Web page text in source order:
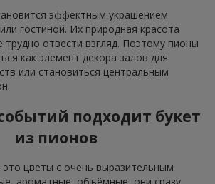
эффектным украшением
гостиной. Их природная красота
трудно отвести взгляд. Поэтому пионы
как элемент декора залов для
или становиться центральным
подходит букет
из пионов
цветы с очень выразительным